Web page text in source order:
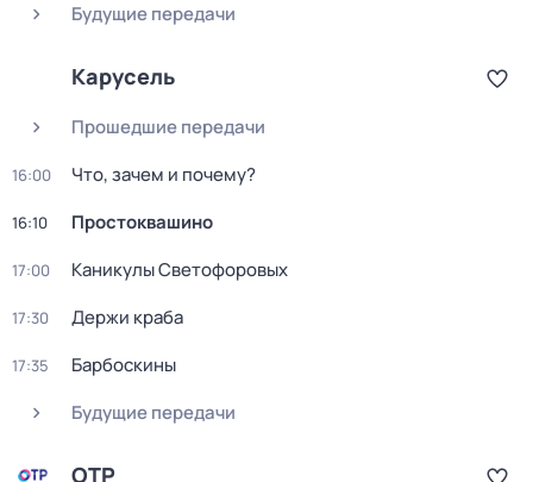
Будущие передачи
Карусель
Прошедшие передачи
16:00 Что, зачем и почему?
16:10 Простоквашино
17:00 Каникулы Светофоровых
17:30 Держи краба
17:35
Барбоскины
Будущие передачи
ОТР